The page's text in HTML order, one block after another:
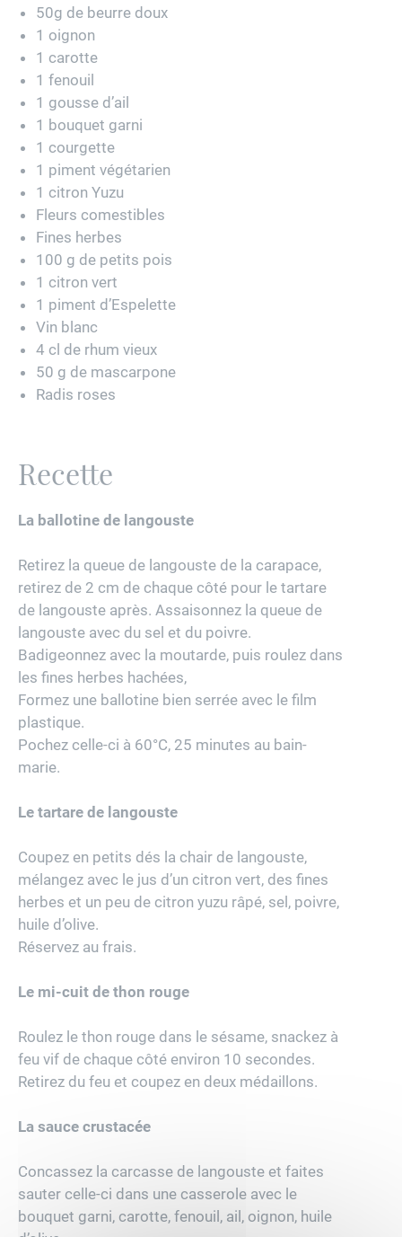
50g de beurre doux
1 oignon
1 carotte
1 fenouil
1 gousse d’ail
1 bouquet garni
1 courgette
1 piment végétarien
1 citron Yuzu
Fleurs comestibles
Fines herbes
100 g de petits pois
1 citron vert
1 piment d’Espelette
Vin blanc
4 cl de rhum vieux
50 g de mascarpone
Radis roses
Recette
La ballotine de langouste
Retirez la queue de langouste de la carapace,
retirez de 2 cm de chaque côté pour le tartare
de langouste après. Assaisonnez la queue de
langouste avec du sel et du poivre.
Badigeonnez avec la moutarde, puis roulez dans
les fines herbes hachées,
Formez une ballotine bien serrée avec le film
plastique.
Pochez celle-ci à 60°C, 25 minutes au bain-
marie.
Le tartare de langouste
Coupez en petits dés la chair de langouste,
mélangez avec le jus d’un citron vert, des fines
herbes et un peu de citron yuzu râpé, sel, poivre,
huile d’olive.
Réservez au frais.
Le mi-cuit de thon rouge
Roulez le thon rouge dans le sésame, snackez à
feu vif de chaque côté environ 10 secondes.
Retirez du feu et coupez en deux médaillons.
La sauce crustacée
Concassez la carcasse de langouste et faites
sauter celle-ci dans une casserole avec le
bouquet garni, carotte, fenouil, ail, oignon, huile